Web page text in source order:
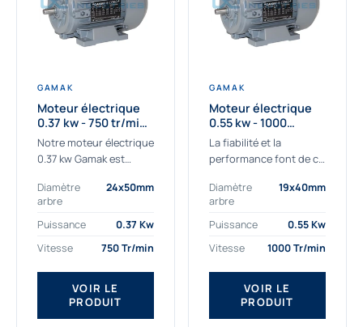
GAMAK
Moteur électrique
0.37 kw - 750 tr/min -
230/400V - IE3
Notre moteur électrique
0.37 kw Gamak est
aux applications
sévères. Nous
déterminons,
fournissons
des moteurs
asynchrones depuis de
nombreuses années....
Diamètre
arbre
24x50mm
Puissance
0.37 Kw
Vitesse
750 Tr/min
VOIR LE
PRODUIT
GAMAK
Moteur électrique
0.55 kw - 1000
Tr/min - 230/400V -
IE2
La fiabilité et la
performance font de ce
0.55kw un
indispensable de votre
production. Ce moteur
être alimenté...
Diamètre
arbre
19x40mm
Puissance
0.55 Kw
Vitesse
1000 Tr/min
VOIR LE
PRODUIT